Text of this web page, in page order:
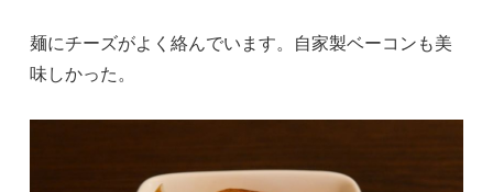
麺にチーズがよく絡んでいます。自家製ベーコンも美
味しかった。